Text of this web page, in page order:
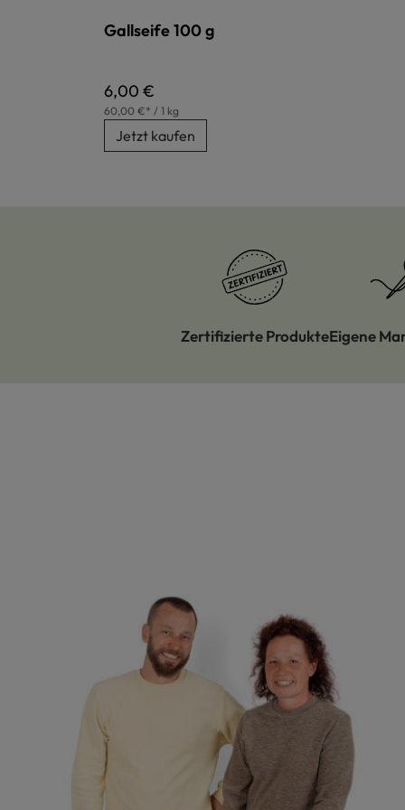
Gallseife 100 g
Regulärer Preis:
6,00 €
60,00 €* / 1 kg
Jetzt kaufen
Zertifizierte ProdukteEigene